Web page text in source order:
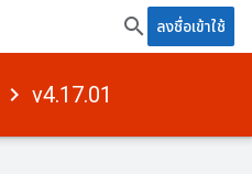
ลงชื่อเข้าใช้
v4.17.01